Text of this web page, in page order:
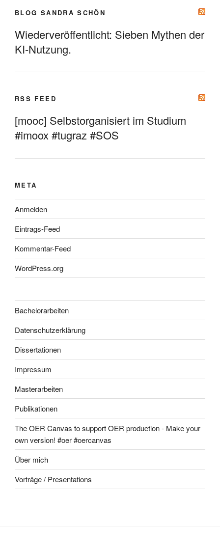
BLOG SANDRA SCHÖN
Wiederveröffentlicht: Sieben Mythen der
KI-Nutzung.
RSS FEED
[mooc] Selbstorganisiert im Studium
#imoox #tugraz #SOS
META
Anmelden
Eintrags-Feed
Kommentar-Feed
WordPress.org
Bachelorarbeiten
Datenschutzerklärung
Dissertationen
Impressum
Masterarbeiten
Publikationen
The OER Canvas to support OER production - Make your
own version! #oer #oercanvas
Über mich
Vorträge / Presentations